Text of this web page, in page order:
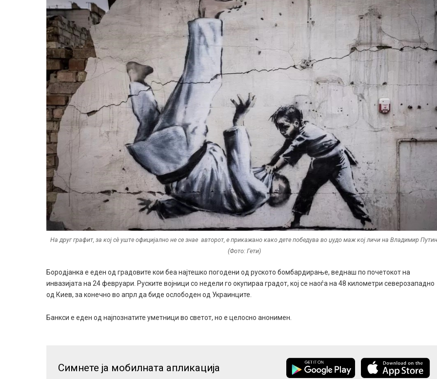
На друг графит, за кој сѐ уште официјално не се знае авторот, е прикажано како дете победува во џудо маж кој личи на Владимир
(Фото: Гети)
Бородјанка е еден од градовите кои беа најтешко погодени од руското бомбардирање, веднаш по почетокот на
инвазијата на 24 февруари. Руските војници со недели го окупираа градот, кој се наоѓа на 48 километри северозападно
од Киев, за конечно во апрл да биде ослободен од Украинците.
Бaнкси е еден од најпознатите уметници во светот, но е целосно анонимен.
Симнете ја мобилната апликација